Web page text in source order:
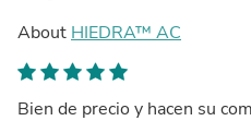
About HIEDRA™ AC
Bien de precio y hacen su